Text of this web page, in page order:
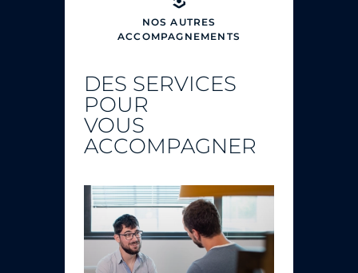
NOS AUTRES
ACCOMPAGNEMENTS
DES SERVICES
POUR
VOUS
ACCOMPAGNER